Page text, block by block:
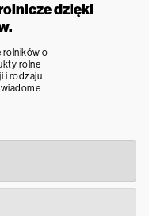
dzięki
rolników o
rolne
i rodzaju